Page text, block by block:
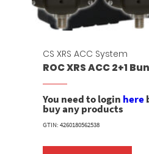
CS XRS ACC System
ROC XRS ACC 2+1
You need to login here
buy any products
GTIN: 4260180562538